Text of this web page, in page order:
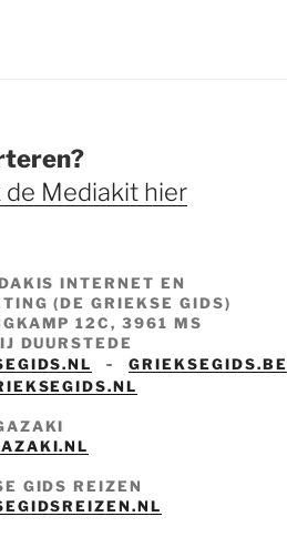
de Mediakit hier
INTERNET EN
(DE GRIEKSE GIDS)
12C, 3961 MS
DUURSTEDE
-GRIEKSEGIDS.BE
GIDS REIZEN